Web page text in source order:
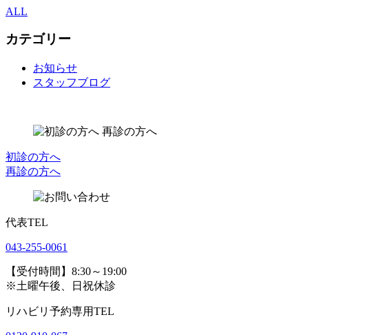
ALL
カテゴリー
お知らせ
スタッフブログ
初診の方へ
再診の方へ
代表TEL
043-255-0061
【受付時間】8:30～19:00
※土曜午後、日祝休診
リハビリ予約専用TEL